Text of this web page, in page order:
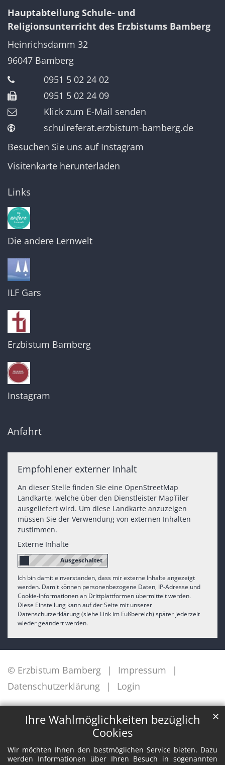
Ihre Wahlmöglichkeiten bezüglich
Cookies
Wir möchten Ihnen den bestmöglichen Service bieten. Dazu
werden Informationen über Ihren Besuch in sogenannten
✕
Hauptabteilung Schule- und
Religionsunterricht des Erzbistums Bamberg
Heinrichsdamm 32
96047 Bamberg
0951 5 02 24 02
0951 5 02 24 09
Klick zum E-Mail senden
schulreferat.erzbistum-bamberg.de
Besuchen Sie uns auf Instagram
Visitenkarte herunterladen
Links
Die andere Lernwelt
ILF Gars
Erzbistum Bamberg
Instagram
Anfahrt
Empfohlener externer Inhalt
An dieser Stelle finden Sie eine OpenStreetMap
Landkarte, welche über den Dienstleister MapTiler
ausgeliefert wird. Um diese Landkarte anzuzeigen
müssen Sie der Verwendung von externen Inhalten
zustimmen.
Externe Inhalte
Ich bin damit einverstanden, dass mir externe Inhalte angezeigt
werden. Damit können personenbezogene Daten, IP-Adresse und
Cookie-Informationen an Drittplattformen übermittelt werden.
Diese Einstellung kann auf der Seite mit unserer
Datenschutzerklärung (siehe Link im Fußbereich) später jederzeit
wieder geändert werden.
© Erzbistum Bamberg
Impressum
Datenschutzerklärung
Login